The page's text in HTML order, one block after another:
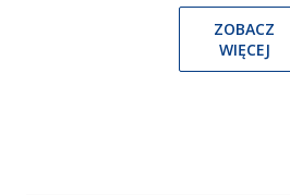
ZOBACZ
WIĘCEJ